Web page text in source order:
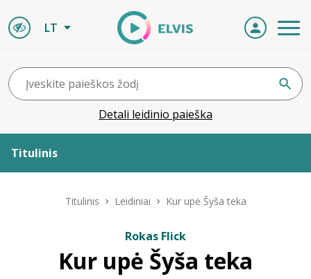
LT
Detali leidinio paieška
Titulinis
ELVIS atvyksta
Titulinis Leidiniai Kur upė Šyša teka
Rokas Flick
Kur upė Šyša teka